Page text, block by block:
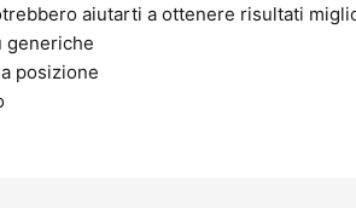
aiutarti a ottenere risultati
generiche
posizione